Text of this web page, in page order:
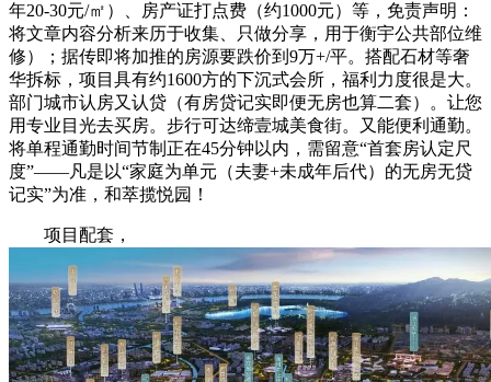
年20-30元/㎡）、房产证打点费（约1000元）等，免责声明：
将文章内容分析来历于收集、只做分享，用于衡宇公共部位维
修）；据传即将加推的房源要跌价到9万+/平。搭配石材等奢
华拆标，项目具有约1600方的下沉式会所，福利力度很是大。
部门城市认房又认贷（有房贷记实即便无房也算二套）。让您
用专业目光去买房。步行可达缔壹城美食街。又能便利通勤。
将单程通勤时间节制正在45分钟以内，需留意“首套房认定尺
度”——凡是以“家庭为单元（夫妻+未成年后代）的无房无贷
记实”为准，和萃揽悦园！
项目配套，